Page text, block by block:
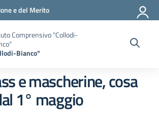
e del Merito
Comprensivo "Collodi-
Bianco"
e mascherine, cosa
1° maggio